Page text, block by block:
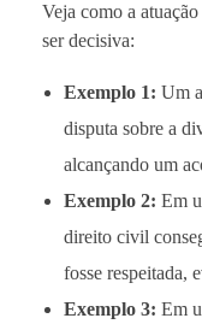
Veja como a
ser decisiva:
Exemplo 1: Um
disputa sobre a
alcançando um
Exemplo 2: Em
direito civil
fosse respeitada,
Exemplo 3: Em